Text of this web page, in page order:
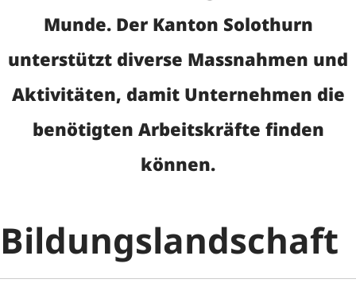
Gründen und Selbständigkeit
Innovationsförderung
Umsetzung Neue
Behördenportal digital
Munde. Der Kanton Solothurn
unterstützt diverse Massnahmen und
Aktivitäten, damit Unternehmen die
benötigten Arbeitskräfte finden
können.
Bildungslandschaft